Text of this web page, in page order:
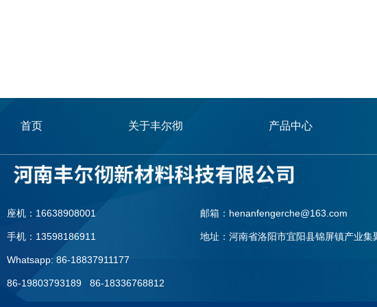
首页 关于丰尔彻 产品中心
座机：16638908001
手机：13598186911
Whatsapp: 86-18837911177
86-19803793189 86-18336768812
邮箱：henanfengerche@163.com
地址：河南省洛阳市宜阳县锦屏镇产业